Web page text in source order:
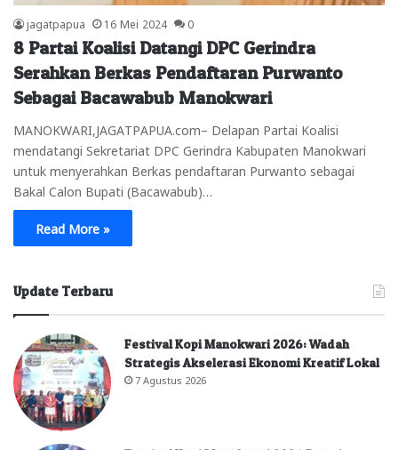
jagatpapua 16 Mei 2024 0
8 Partai Koalisi Datangi DPC Gerindra
Serahkan Berkas Pendaftaran Purwanto
Sebagai Bacawabub Manokwari
MANOKWARI,JAGATPAPUA.com– Delapan Partai Koalisi
mendatangi Sekretariat DPC Gerindra Kabupaten Manokwari
untuk menyerahkan Berkas pendaftaran Purwanto sebagai
Bakal Calon Bupati (Bacawabub)…
Read More »
Update Terbaru
Festival Kopi Manokwari 2026: Wadah
Strategis Akselerasi Ekonomi Kreatif Lokal
7 Agustus 2026